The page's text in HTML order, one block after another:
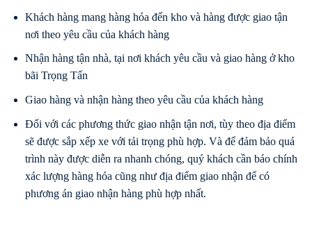
Khách hàng mang hàng hóa đến kho và hàng được giao tận
nơi theo yêu cầu của khách hàng
Nhận hàng tận nhà, tại nơi khách yêu cầu và giao hàng ở kho
bãi Trọng Tấn
Giao hàng và nhận hàng theo yêu cầu của khách hàng
Đối với các phương thức giao nhận tận nơi, tùy theo địa điểm
sẽ được sắp xếp xe với tải trọng phù hợp. Và để đảm bảo quá
trình này được diễn ra nhanh chóng, quý khách cần báo chính
xác lượng hàng hóa cũng như địa điểm giao nhận để có
phương án giao nhận hàng phù hợp nhất.